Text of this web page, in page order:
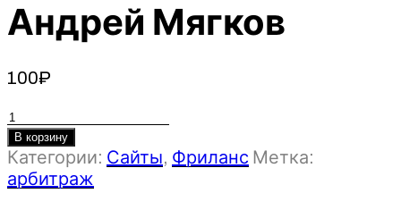
Андрей Мягков
100₽
Количество
товара
Эффективный
Арбитраж
В корзину
Категории: Сайты, Фриланс Метка:
арбитраж